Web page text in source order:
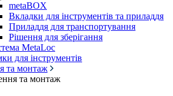
metaBOX
Вкладки для інструментів та приладдя
Приладдя для транспортування
Рішення для зберігання
MetaLoc
для інструментів
та монтаж
та монтаж